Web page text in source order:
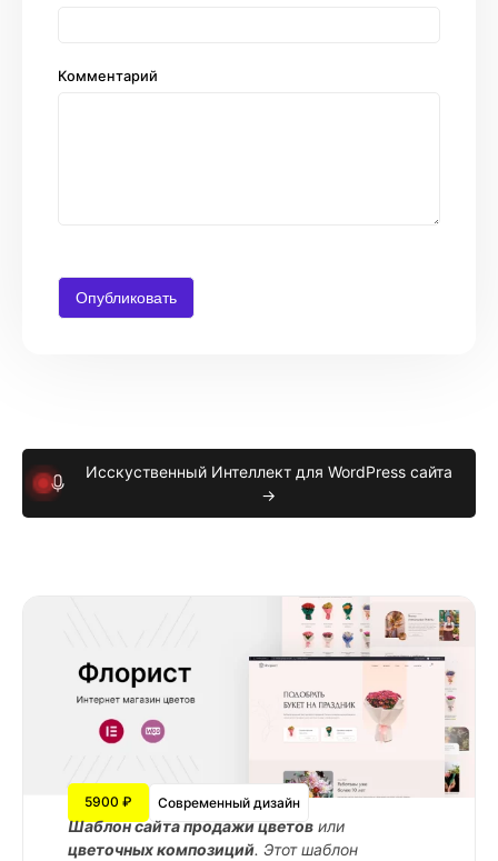
Комментарий
Исскуственный Интеллект для WordPress сайта
→
5900 ₽ Современный дизайн
Шаблон сайта продажи цветов или
цветочных композиций. Этот шаблон